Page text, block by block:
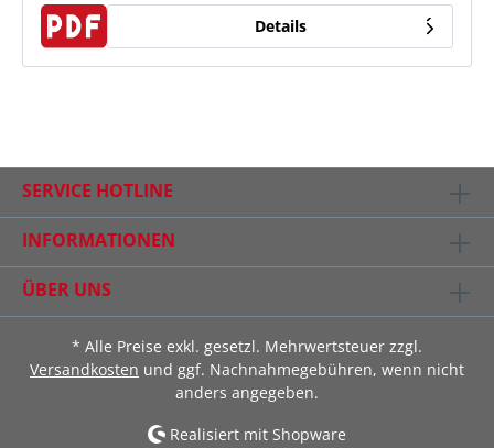
Details
SERVICE HOTLINE
INFORMATIONEN
ÜBER UNS
* Alle Preise exkl. gesetzl. Mehrwertsteuer zzgl.
Versandkosten und ggf. Nachnahmegebühren, wenn nicht
anders angegeben.
Realisiert mit Shopware